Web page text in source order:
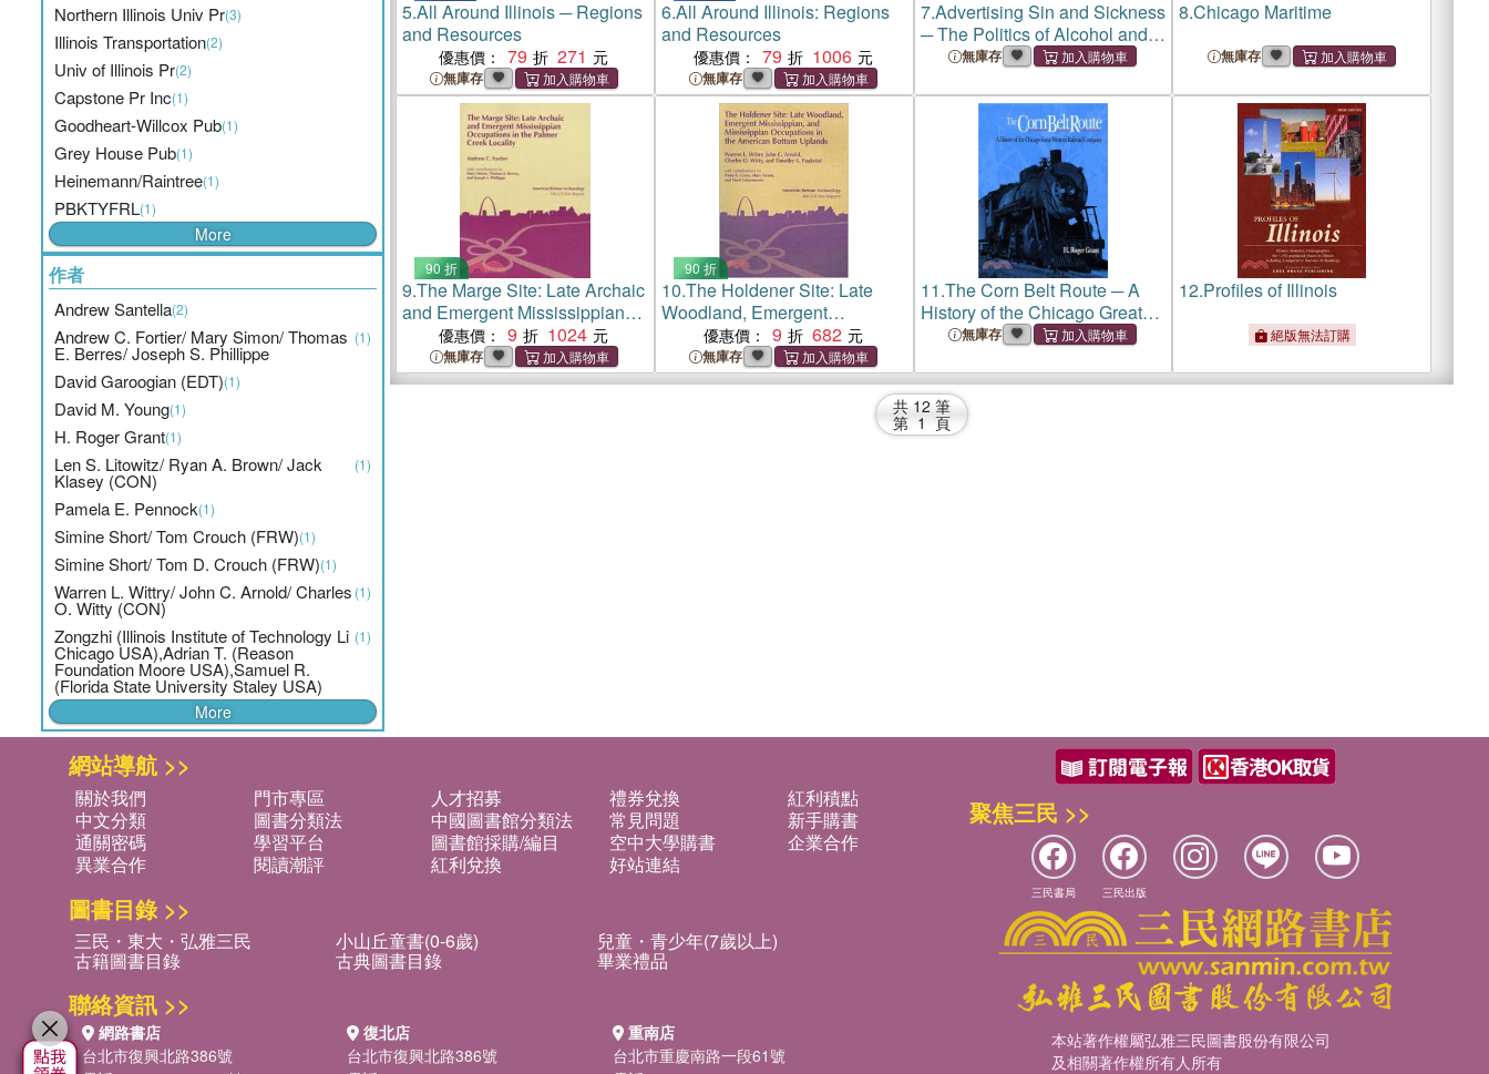
Northern Illinois Univ Pr(3)
Illinois Transportation(2)
Univ of Illinois Pr(2)
Capstone Pr Inc(1)
Goodheart-Willcox Pub(1)
Grey House Pub(1)
Heinemann/Raintree(1)
PBKTYFRL(1)
More
作者
Andrew Santella(2)
Andrew C. Fortier/ Mary Simon/ Thomas
E. Berres/ Joseph S. Phillippe
(1)
David Garoogian (EDT)(1)
David M. Young(1)
H. Roger Grant(1)
Len S. Litowitz/ Ryan A. Brown/ Jack
Klasey (CON)
(1)
Pamela E. Pennock(1)
Simine Short/ Tom Crouch (FRW)(1)
Simine Short/ Tom D. Crouch (FRW)(1)
Warren L. Wittry/ John C. Arnold/ Charles
O. Witty (CON)
(1)
Zongzhi (Illinois Institute of Technology Li
Chicago USA),Adrian T. (Reason
Foundation Moore USA),Samuel R.
(Florida State University Staley USA)
(1)
More
5.All Around Illinois ─ Regions
and Resources
優惠價： 79 271
無庫存
6.All Around Illinois: Regions
and Resources
優惠價： 79 1006
無庫存
7.Advertising Sin and Sickness
─ The Politics of Alcohol and
Tobacco Marketing, 1950-1990
無庫存
8.Chicago Maritime
無庫存
90 折
9.The Marge Site: Late Archaic
and Emergent Mississippian
Occupations in the Palmer
Creek Locality (11-Mo-99)
優惠價： 9 1024
無庫存
90 折
10.The Holdener Site: Late
Woodland, Emergent
Mississippian, and
Mississippian Occupations in
the American Bottom Uplands
優惠價： 9 682
無庫存
11.The Corn Belt Route ─ A
History of the Chicago Great
Western Railroad Company
無庫存
12.Profiles of Illinois
絕版無法訂購
共 12 筆
第 1 頁
網站導航 >>
關於我們 門市專區 人才招募 禮券兌換
紅利積點
中文分類
圖書分類法 中國圖書館分類法 常見問題
新手購書
通關密碼
學習平台 圖書館採購/編目 空中大學購書
企業合作
異業合作
閱讀潮評 紅利兌換 好站連結
圖書目錄 >>
三民・東大・弘雅三民 小山丘童書(0-6歲) 兒童・青少年(7歲以上)
古籍圖書目錄 古典圖書目錄 畢業禮品
聯絡資訊 >>
網路書店
台北市復興北路386號
復北店
台北市復興北路386號
重南店
台北市重慶南路一段61號
聚焦三民 >>
三民書局 三民出版
本站著作權屬弘雅三民圖書股份有限公司
及相關著作權所有人所有